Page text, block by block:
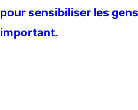
pour sensibiliser les
important.